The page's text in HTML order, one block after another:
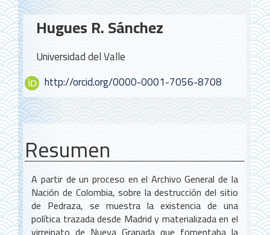
Contenido
principal
del
artículo
Hugues R. Sánchez
Universidad del Valle
http://orcid.org/0000-0001-7056-8708
Resumen
A partir de un proceso en el Archivo General de la
Nación de Colombia, sobre la destrucción del sitio
de Pedraza, se muestra la existencia de una
política trazada desde Madrid y materializada en el